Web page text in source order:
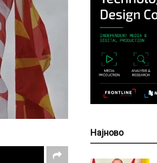
Најново